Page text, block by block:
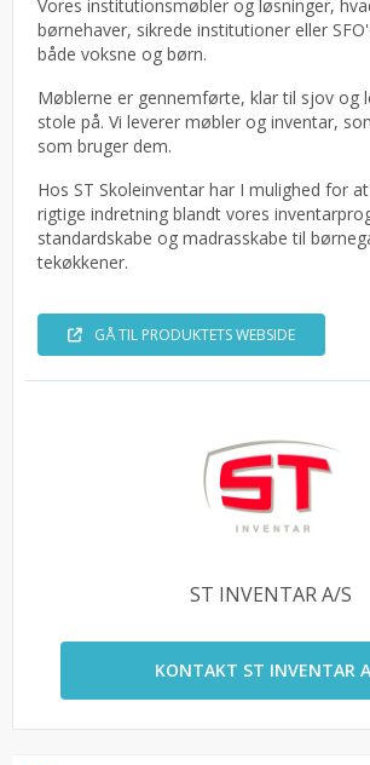
Vores institutionsmøbler og løsninger,
børnehaver, sikrede institutioner eller
både voksne og børn.
Møblerne er gennemførte, klar til sjov og
stole på. Vi leverer møbler og inventar,
som bruger dem.
Hos ST Skoleinventar har I mulighed for
rigtige indretning blandt vores
standardskabe og madrasskabe til
tekøkkener.
GÅ TIL PRODUKTETS WEBSIDE
ST INVENTAR A/S
KONTAKT ST INVENTAR